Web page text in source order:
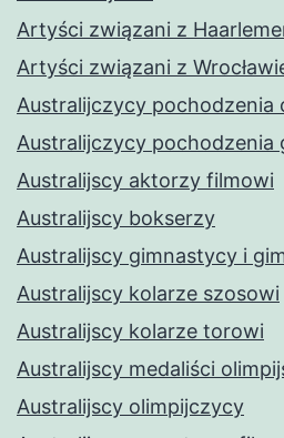
Artyści związani z
Artyści związani z
Australijczycy pochodzenia
Australijczycy pochodzenia
Australijscy aktorzy filmowi
Australijscy bokserzy
Australijscy gimnastycy i
Australijscy kolarze szosowi
Australijscy kolarze torowi
Australijscy medaliści
Australijscy olimpijczycy